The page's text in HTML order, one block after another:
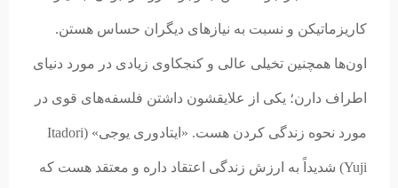
کاریزماتیکن و نسبت به نیازهای دیگران حساس هستن.
اون‌ها همچنین تخیلی عالی و کنجکاوی زیادی در مورد دنیای
اطراف دارن؛ یکی از علایقشون داشتن فلسفه‌های قوی در
مورد نحوه زندگی کردن هست. «ایتادوری یوجی» (
Itadori
Yuji) شدیداً به ارزش زندگی اعتقاد داره و معتقد هست که